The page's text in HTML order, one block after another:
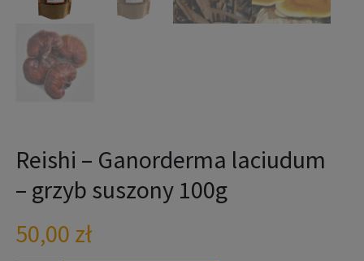
Reishi – Ganorderma laciudum
– grzyb suszony 100g
50,00 zł